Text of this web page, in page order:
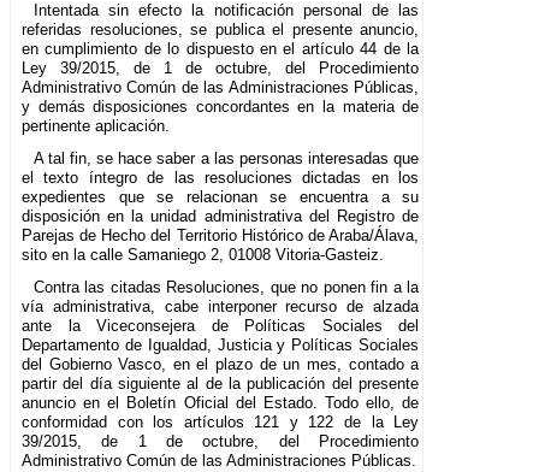
Intentada sin efecto la notificación personal de las
referidas resoluciones, se publica el presente anuncio,
en cumplimiento de lo dispuesto en el artículo 44 de la
Ley 39/2015, de 1 de octubre, del Procedimiento
Administrativo Común de las Administraciones Públicas,
y demás disposiciones concordantes en la materia de
pertinente aplicación.
A tal fin, se hace saber a las personas interesadas que
el texto íntegro de las resoluciones dictadas en los
expedientes que se relacionan se encuentra a su
disposición en la unidad administrativa del Registro de
Parejas de Hecho del Territorio Histórico de Araba/Álava,
sito en la calle Samaniego 2, 01008 Vitoria-Gasteiz.
Contra las citadas Resoluciones, que no ponen fin a la
vía administrativa, cabe interponer recurso de alzada
ante la Viceconsejera de Políticas Sociales del
Departamento de Igualdad, Justicia y Políticas Sociales
del Gobierno Vasco, en el plazo de un mes, contado a
partir del día siguiente al de la publicación del presente
anuncio en el Boletín Oficial del Estado. Todo ello, de
conformidad con los artículos 121 y 122 de la Ley
39/2015, de 1 de octubre, del Procedimiento
Administrativo Común de las Administraciones Públicas.